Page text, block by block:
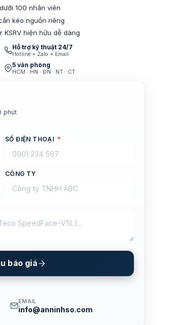
100 nhân viên
kéo nguồn riêng
hiện hữu dễ dàng
Hỗ trợ kỹ thuật 24/7
Hotline + Zalo + Email
5 văn phòng
HCM · HN · ĐN · NT · CT
phút
SỐ ĐIỆN THOẠI *
CÔNG TY
báo giá
EMAIL
info@anninhso.com